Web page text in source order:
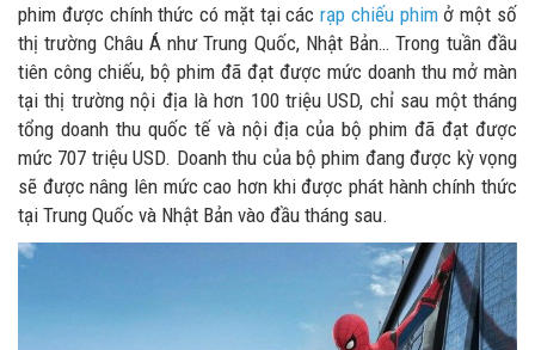
phim được chính thức có mặt tại cácrạp chiếu phimở một số
thị trường Châu Á như Trung Quốc, Nhật Bản… Trong tuần đầu
tiên công chiếu, bộ phim đã đạt được mức doanh thu mở màn
tại thị trường nội địa là hơn 100 triệu USD, chỉ sau một tháng
tổng doanh thu quốc tế và nội địa của bộ phim đã đạt được
mức 707 triệu USD. Doanh thu của bộ phim đang được kỳ vọng
sẽ được nâng lên mức cao hơn khi được phát hành chính thức
tại Trung Quốc và Nhật Bản vào đầu tháng sau.